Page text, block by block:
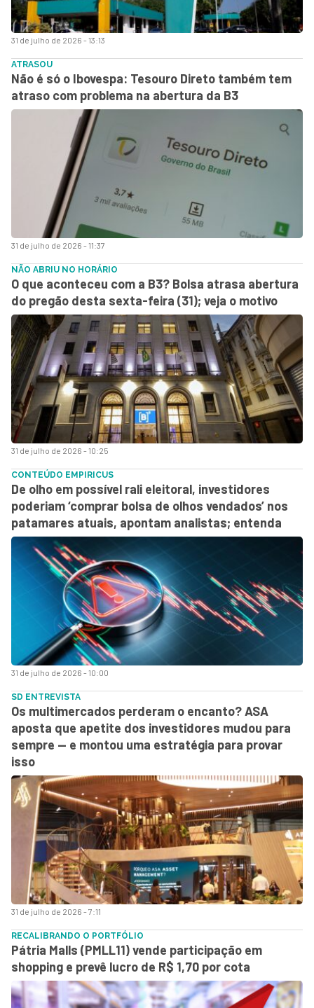
31 de julho de 2026 - 13:13
31 de julho de 2026 - 11:37
ATRASOU
Não é só o Ibovespa: Tesouro Direto também tem
atraso com problema na abertura da B3
31 de julho de 2026 - 10:25
NÃO ABRIU NO HORÁRIO
O que aconteceu com a B3? Bolsa atrasa abertura
do pregão desta sexta-feira (31); veja o motivo
31 de julho de 2026 - 10:00
CONTEÚDO EMPIRICUS
De olho em possível rali eleitoral, investidores
poderiam ‘comprar bolsa de olhos vendados’ nos
patamares atuais, apontam analistas; entenda
31 de julho de 2026 - 7:11
SD ENTREVISTA
Os multimercados perderam o encanto? ASA
aposta que apetite dos investidores mudou para
sempre — e montou uma estratégia para provar
isso
RECALIBRANDO O PORTFÓLIO
Pátria Malls (PMLL11) vende participação em
shopping e prevê lucro de R$ 1,70 por cota